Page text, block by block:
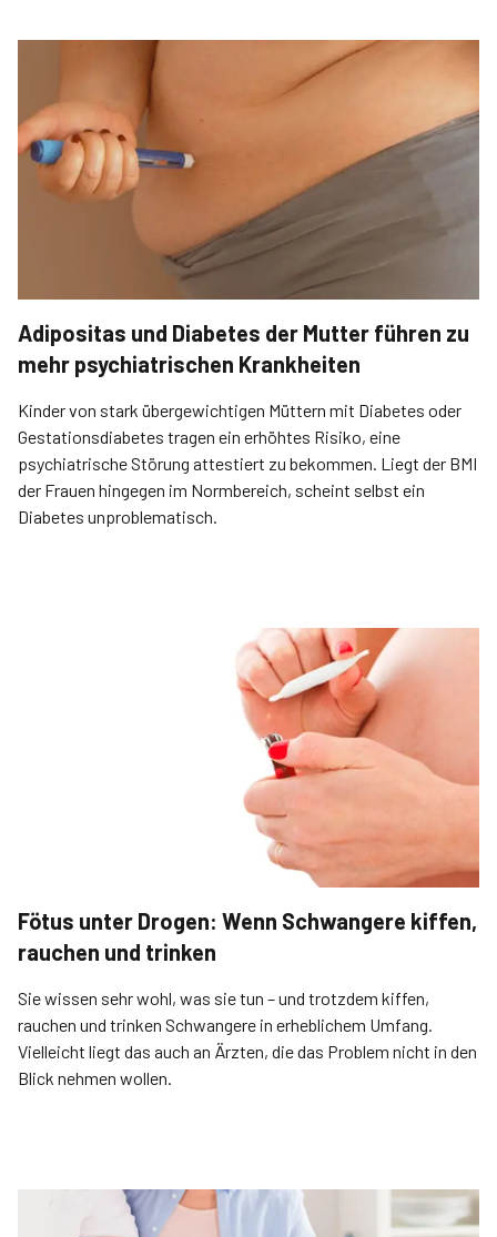
Adipositas und Diabetes der Mutter führen zu
mehr psychiatrischen Krankheiten
Kinder von stark übergewichtigen Müttern mit Diabetes oder
Gestationsdiabetes tragen ein erhöhtes Risiko, eine
psychiatrische Störung attestiert zu bekommen. Liegt der BMI
der Frauen hingegen im Normbereich, scheint selbst ein
Diabetes unproblematisch.
Fötus unter Drogen: Wenn Schwangere kiffen,
rauchen und trinken
Sie wissen sehr wohl, was sie tun – und trotzdem kiffen,
rauchen und trinken Schwangere in erheblichem Umfang.
Vielleicht liegt das auch an Ärzten, die das Problem nicht in den
Blick nehmen wollen.